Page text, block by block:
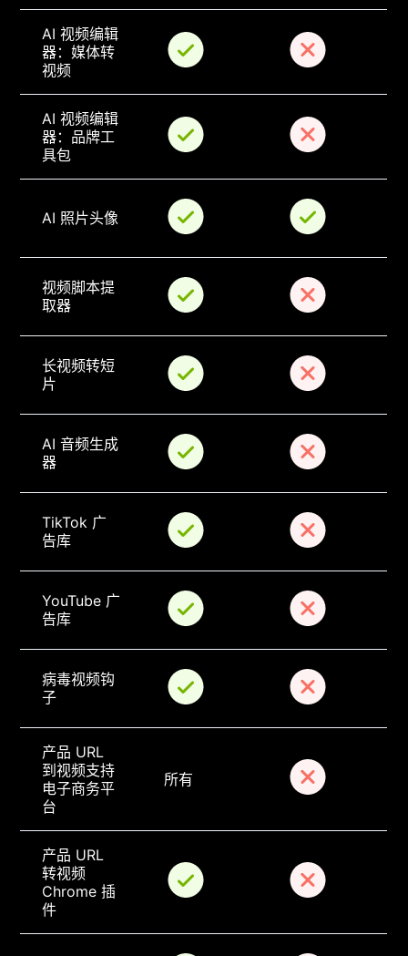
AI 视频编辑
器：媒体转
视频
AI 视频编辑
器：品牌工
具包
AI 照片头像
视频脚本提
取器
长视频转短
片
AI 音频生成
器
TikTok 广
告库
YouTube 广
告库
病毒视频钩
子
产品 URL
到视频支持
电子商务平
台
所有
产品 URL
转视频
Chrome 插
件